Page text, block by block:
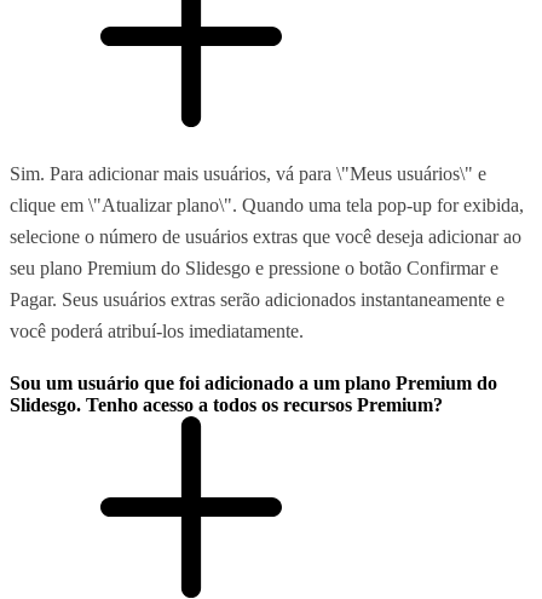
Sim. Para adicionar mais usuários, vá para \"Meus usuários\" e
clique em \"Atualizar plano\". Quando uma tela pop-up for exibida,
selecione o número de usuários extras que você deseja adicionar ao
seu plano Premium do Slidesgo e pressione o botão Confirmar e
Pagar. Seus usuários extras serão adicionados instantaneamente e
você poderá atribuí-los imediatamente.
Sou um usuário que foi adicionado a um plano Premium do
Slidesgo. Tenho acesso a todos os recursos Premium?